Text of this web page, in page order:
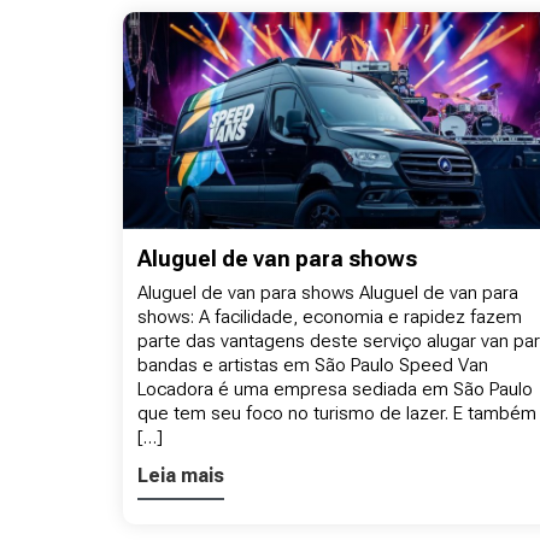
Aluguel de van para shows
Aluguel de van para shows Aluguel de van para
shows: A facilidade, economia e rapidez fazem
parte das vantagens deste serviço alugar van
bandas e artistas em São Paulo Speed Van
Locadora é uma empresa sediada em São Paulo
que tem seu foco no turismo de lazer. E também
[…]
Leia mais